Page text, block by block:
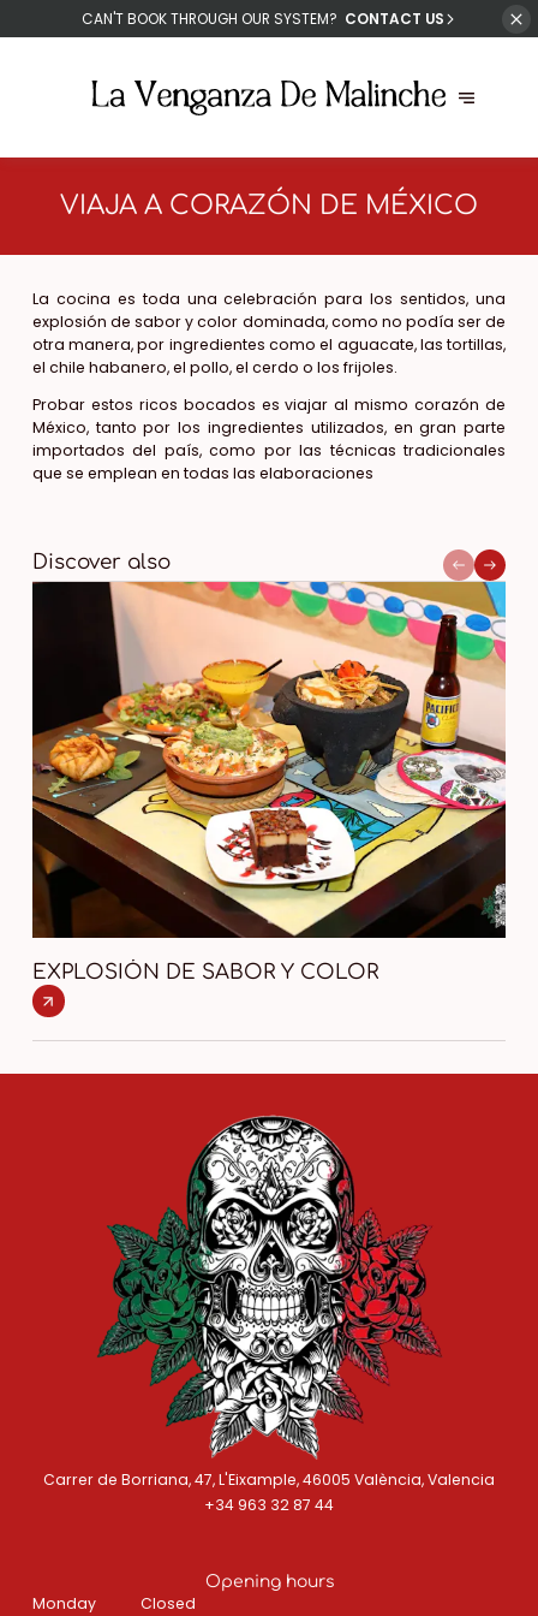
CAN'TBOOK THROUGH OUR SYSTEM? CONTACT US
VIAJA A CORAZÓN DE MÉXICO
La cocina es toda una celebración para los sentidos, una
explosión de sabor y color dominada, como no podía ser de
otra manera, por ingredientes como el aguacate, las tortillas,
el chile habanero, el pollo, el cerdo o los frijoles.
Probar estos ricos bocados es viajar al mismo corazón de
México, tanto por los ingredientes utilizados, en gran parte
importados del país, como por las técnicas tradicionales
que se emplean en todas las elaboraciones
Discover also
EXPLOSIÓN DE SABOR Y COLOR
Carrer de Borriana, 47, L'Eixample, 46005 València, Valencia
+34 963 32 87 44
Opening hours
Monday Closed